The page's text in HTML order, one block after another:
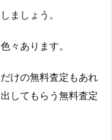
ましょう。
々あります。
けの無料査定もあれ
してもらう無料査定